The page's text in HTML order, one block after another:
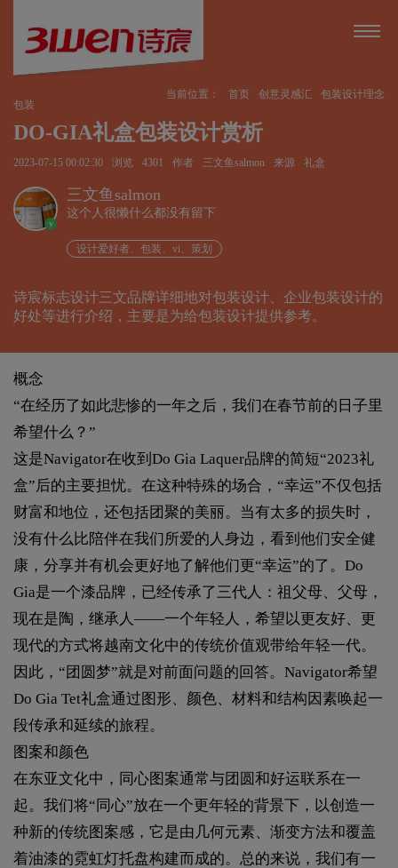
当前位置： 首页 创意灵感汇
包装设计理念
包装
DO-GIA礼盒包装设计赏析
2023-07-15 00:02:30 浏览 4301 作者 三文鱼salmon 来源 礼盒
v
三文鱼salmon
这个人很懒什么都没有留下
设计爱好者、包装、vi、策划
诗宸标志设计三文品牌详细地对包装设计、企业包装设计的
好处等进行介绍，主要是为给包装设计提供参考。
概念
“在经历了如此悲惨的一年之后，我们在春节前的日子里
希望什么？”
这是Navigator在收到Do Gia Laquer品牌的简短“2023礼
盒”后的主要担忧。在这种特殊的场合，“幸运”不仅包括
财富和地位，还包括团聚的美丽。当有太多的损失时，
没有什么比陪伴在我们所爱的人身边，看到他们安全健
康，分享并有机会更好地了解他们更“幸运”的了。Do
Gia是一个漆品牌，已经传承了三代人：祖父母、父母，
现在是陶，继承人——一个年轻人，希望以更友好、更
现代的方式将越南文化中的传统价值观带给年轻一代。
因此，“团圆梦”就是对前面问题的回答。Navigator希望
Do Gia Tet礼盒通过图形、颜色、材料和结构因素唤起一
段传承和延续的旅程。
图案和颜色
在东亚文化中，同心图案通常与团圆和好运联系在一
起。我们将“同心”放在一个更年轻的背景下，以创造一
种新的传统图案感，它是由几何元素、渐变方法和覆盖
着油漆的霓虹灯托盘构建而成的。总的来说，我们有一